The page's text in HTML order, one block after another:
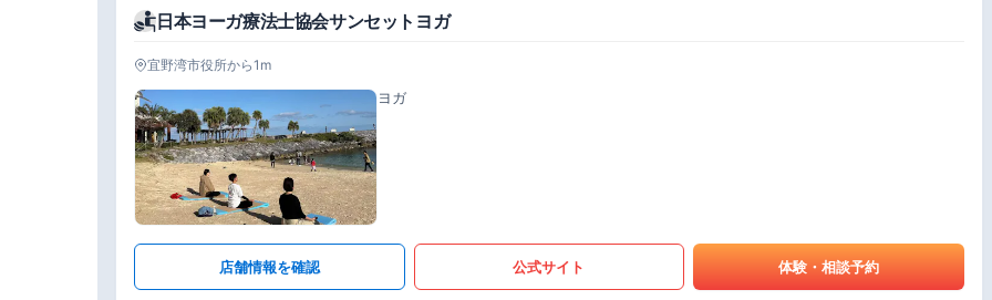
日本ヨーガ療法士協会サンセットヨガ
宜野湾市役所から1m
ヨガ
店舗情報を確認 公式サイト 体験・相談予約